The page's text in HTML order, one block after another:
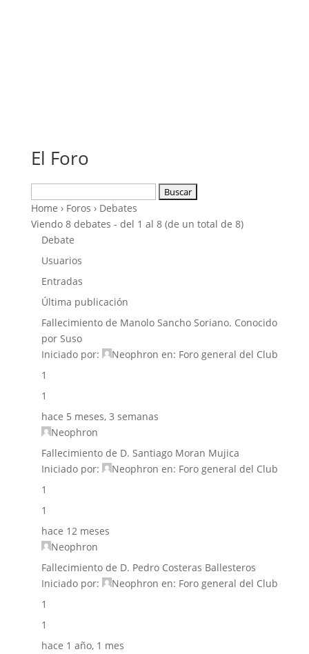
El Foro
Home › Foros › Debates
Viendo 8 debates - del 1 al 8 (de un total de 8)
Debate
Usuarios
Entradas
Última publicación
Fallecimiento de Manolo Sancho Soriano. Conocido
por Suso
Iniciado por:
Neophron en: Foro general del Club
1
1
hace 5 meses, 3 semanas
Neophron
Fallecimiento de D. Santiago Moran Mujica
Iniciado por:
Neophron en: Foro general del Club
1
1
hace 12 meses
Neophron
Fallecimiento de D. Pedro Costeras Ballesteros
Iniciado por:
Neophron en: Foro general del Club
1
1
hace 1 año, 1 mes